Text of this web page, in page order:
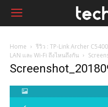
Home
รีวิว : TP-Link Archer
LAN และ Wi-Fi ถึงไหนถึงกัน